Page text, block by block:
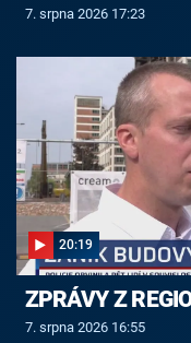
7. srpna 2026 17:23
20:19
ZPRÁVY Z
7. srpna 2026 16:55